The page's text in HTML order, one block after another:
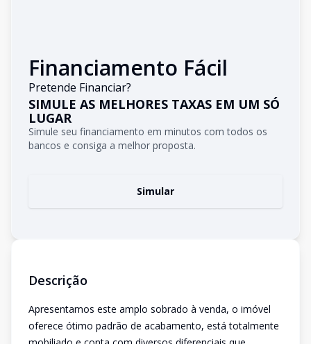
Financiamento Fácil
Pretende Financiar?
SIMULE AS MELHORES TAXAS EM UM SÓ
LUGAR
Simule seu financiamento em minutos com todos os
bancos e consiga a melhor proposta.
Simular
Descrição
Apresentamos este amplo sobrado à venda, o imóvel
oferece ótimo padrão de acabamento, está totalmente